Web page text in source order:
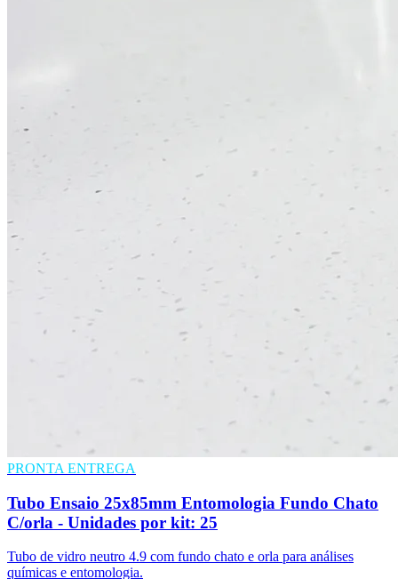
PRONTA ENTREGA
Tubo Ensaio 25x85mm Entomologia Fundo Chato
C/orla - Unidades por kit: 25
Tubo de vidro neutro 4.9 com fundo chato e orla para análises
químicas e entomologia.